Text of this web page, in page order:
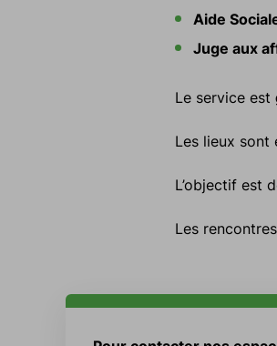
Aide
Juge aux
Le service est
Les lieux sont
L’objectif est
Les